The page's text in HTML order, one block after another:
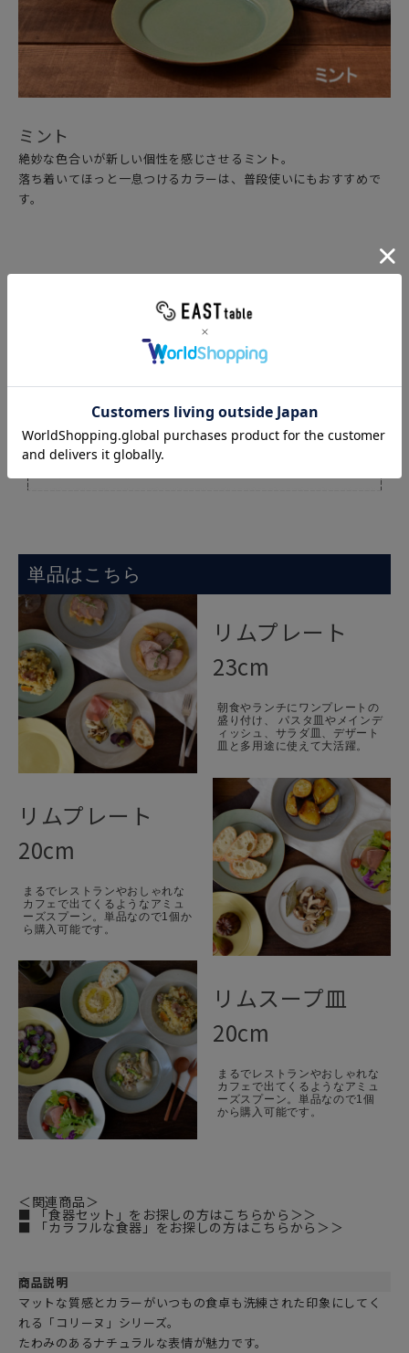
ミント
絶妙な色合いが新しい個性を感じさせるミント。
落ち着いてほっと一息つけるカラーは、普段使いにもおすすめで
す。
単品はこちら
リムプレート
23cm
朝食やランチにワンプレートの
盛り付け、 パスタ皿やメインデ
ィッシュ、サラダ皿、デザート
皿と多用途に使えて大活躍。
リムプレート
20cm
まるでレストランやおしゃれな
カフェで出てくるようなアミュ
ーズスプーン。単品なので1個か
ら購入可能です。
リムスープ皿
20cm
まるでレストランやおしゃれな
カフェで出てくるようなアミュ
ーズスプーン。単品なので1個
から購入可能です。
＜関連商品＞
■ 「食器セット」をお探しの方はこちらから＞＞
■ 「カラフルな食器」をお探しの方はこちらから＞＞
商品説明
マットな質感とカラーがいつもの食卓も洗練された印象にしてく
れる「コリーヌ」シリーズ。
たわみのあるナチュラルな表情が魅力です。